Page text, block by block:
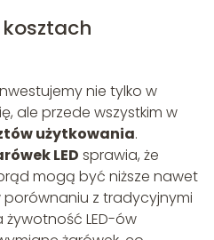
nie tylko w
ale przede wszystkim w
użytkowania.
LED sprawia, że
mogą być niższe nawet
z tradycyjnymi
żywotność LED-ów